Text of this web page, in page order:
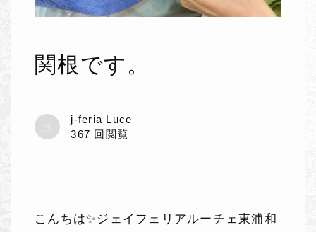
関根です。
j-feria Luce
367 回閲覧
こんちは✨ジェイフェリアルーチェ東浦和